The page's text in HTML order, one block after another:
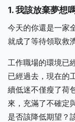
1. 我該放棄夢想
今天的你還是一家
就成了等待領取救
工作職場的環境已
已經過去，現在的
續低迷不僅瘦了荷
來，充滿了不確定
是否該降低期望？